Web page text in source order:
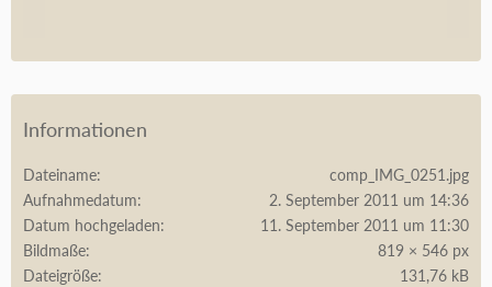
Informationen
Dateiname
comp_IMG_0251.jpg
Aufnahmedatum
2. September 2011 um 14:36
Datum hochgeladen
11. September 2011 um 11:30
Bildmaße
819 × 546 px
Dateigröße
131,76 kB